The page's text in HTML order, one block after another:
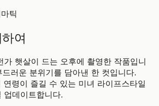
틱
여
가 햇살이 드는 오후에 촬영한 작품입니
러운 분위기를 담아낸 한 컷입니다.
연령이 즐길 수 있는 미녀 라이프스타일
업데이트합니다.